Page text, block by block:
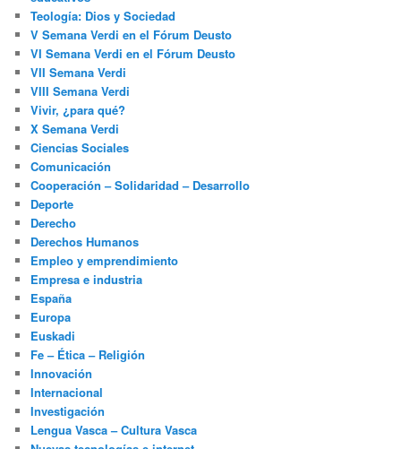
Teología: Dios y Sociedad
V Semana Verdi en el Fórum Deusto
VI Semana Verdi en el Fórum Deusto
VII Semana Verdi
VIII Semana Verdi
Vivir, ¿para qué?
X Semana Verdi
Ciencias Sociales
Comunicación
Cooperación – Solidaridad – Desarrollo
Deporte
Derecho
Derechos Humanos
Empleo y emprendimiento
Empresa e industria
España
Europa
Euskadi
Fe – Ética – Religión
Innovación
Internacional
Investigación
Lengua Vasca – Cultura Vasca